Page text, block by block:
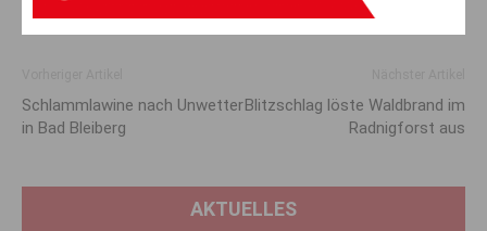
post.bhhe@ktn.gv.at
Schlammlawine nach Unwetter
in Bad Bleiberg
Blitzschlag löste Waldbrand im
Radnigforst aus
AKTUELLES